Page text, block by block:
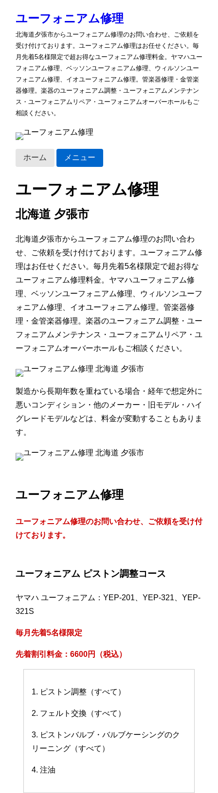
ユーフォニアム修理
北海道夕張市からユーフォニアム修理のお問い合わせ、ご依頼を
受け付けております。ユーフォニアム修理はお任せください。毎
月先着5名様限定で超お得なユーフォニアム修理料金。ヤマハユー
フォニアム修理、ベッソンユーフォニアム修理、ウィルソンユー
フォニアム修理、イオユーフォニアム修理。管楽器修理・金管楽
器修理。楽器のユーフォニアム調整・ユーフォニアムメンテナン
ス・ユーフォニアムリペア・ユーフォニアムオーバーホールもご
相談ください。
ホーム メニュー
ユーフォニアム修理
北海道 夕張市
北海道夕張市からユーフォニアム修理のお問い合わ
せ、ご依頼を受け付けております。ユーフォニアム修
理はお任せください。毎月先着5名様限定で超お得な
ユーフォニアム修理料金。ヤマハユーフォニアム修
理、ベッソンユーフォニアム修理、ウィルソンユーフ
ォニアム修理、イオユーフォニアム修理。管楽器修
理・金管楽器修理。楽器のユーフォニアム調整・ユー
フォニアムメンテナンス・ユーフォニアムリペア・ユ
ーフォニアムオーバーホールもご相談ください。
製造から長期年数を重ねている場合・経年で想定外に
悪いコンディション・他のメーカー・旧モデル・ハイ
グレードモデルなどは、料金が変動することもありま
す。
ユーフォニアム修理
ユーフォニアム修理のお問い合わせ、ご依頼を受け付
けております。
ユーフォニアム ピストン調整コース
ヤマハ ユーフォニアム：YEP-201、YEP-321、YEP-
321S
毎月先着5名様限定
先着割引料金：6600円（税込）
1. ピストン調整（すべて）
2. フェルト交換（すべて）
3. ピストンバルブ・バルブケーシングのク
リーニング（すべて）
4. 注油